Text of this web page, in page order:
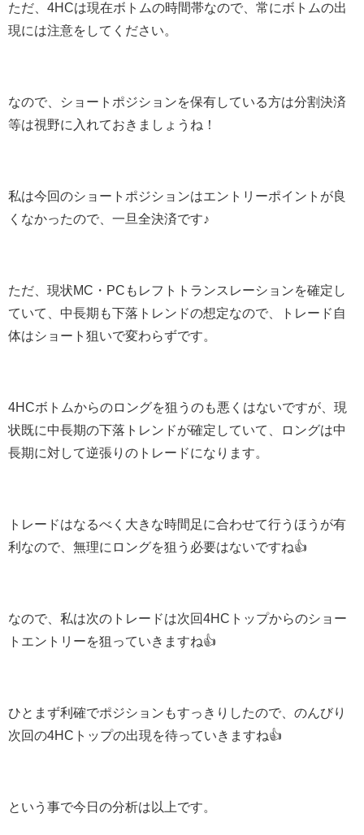
ただ、4HCは現在ボトムの時間帯なので、常にボトムの出
現には注意をしてください。
なので、ショートポジションを保有している方は分割決済
等は視野に入れておきましょうね！
私は今回のショートポジションはエントリーポイントが良
くなかったので、一旦全決済です♪
ただ、現状MC・PCもレフトトランスレーションを確定し
ていて、中長期も下落トレンドの想定なので、トレード自
体はショート狙いで変わらずです。
4HCボトムからのロングを狙うのも悪くはないですが、現
状既に中長期の下落トレンドが確定していて、ロングは中
長期に対して逆張りのトレードになります。
トレードはなるべく大きな時間足に合わせて行うほうが有
利なので、無理にロングを狙う必要はないですね👍
なので、私は次のトレードは次回4HCトップからのショー
トエントリーを狙っていきますね👍
ひとまず利確でポジションもすっきりしたので、のんびり
次回の4HCトップの出現を待っていきますね👍
という事で今日の分析は以上です。